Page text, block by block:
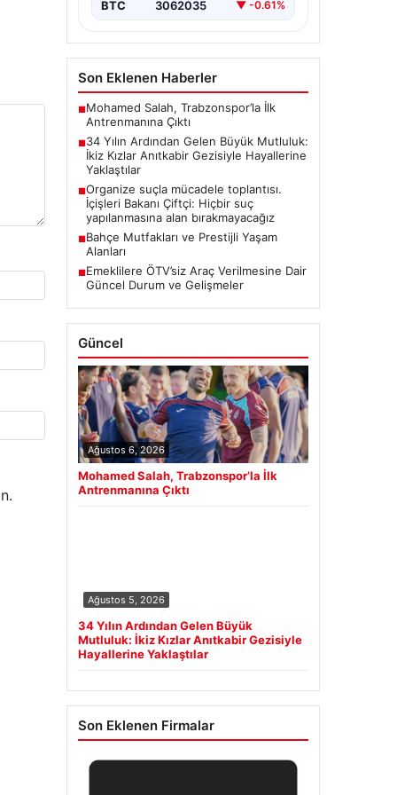
BTC 3062035 ▼ -0.61%
Son Eklenen Haberler
■Mohamed Salah, Trabzonspor’la İlk
Antrenmanına Çıktı
■34 Yılın Ardından Gelen Büyük Mutluluk:
İkiz Kızlar Anıtkabir Gezisiyle Hayallerine
Yaklaştılar
■Organize suçla mücadele toplantısı.
İçişleri Bakanı Çiftçi: Hiçbir suç
yapılanmasına alan bırakmayacağız
■Bahçe Mutfakları ve Prestijli Yaşam
Alanları
■Emeklilere ÖTV’siz Araç Verilmesine Dair
Güncel Durum ve Gelişmeler
Güncel
Ağustos 6, 2026
Mohamed Salah, Trabzonspor’la İlk
Antrenmanına Çıktı
Ağustos 5, 2026
34 Yılın Ardından Gelen Büyük
Mutluluk: İkiz Kızlar Anıtkabir Gezisiyle
Hayallerine Yaklaştılar
Son Eklenen Firmalar